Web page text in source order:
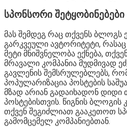
სპონსორი შეტყობინებები
მას შემდეგ რაც თქვენს ბლოგს
გარკვეული ავტორიტეტი,
მეტი მნიშვნელობა ექნება,
მრავალი კომპანია მუდმივად
გავლენის შემსრულებლებს,
პოპულარიზაცია პოსტების
მზად არიან გადაიხადონ დიდი
პოსტებისთვის. წიგნის ბლოგის
თქვენ შეგიძლიათ გააკეთოთ
გამომცემელ კომპანიებთან.